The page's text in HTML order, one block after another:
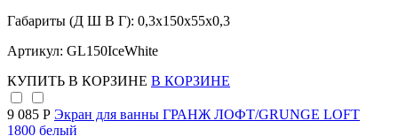
Габариты (Д Ш В Г): 0,3x150x55x0,3
Артикул: GL150IceWhite
КУПИТЬ В КОРЗИНЕ В КОРЗИНЕ
9 085 Р Экран для ванны ГРАНЖ ЛОФТ/GRUNGE LOFT
1800 белый